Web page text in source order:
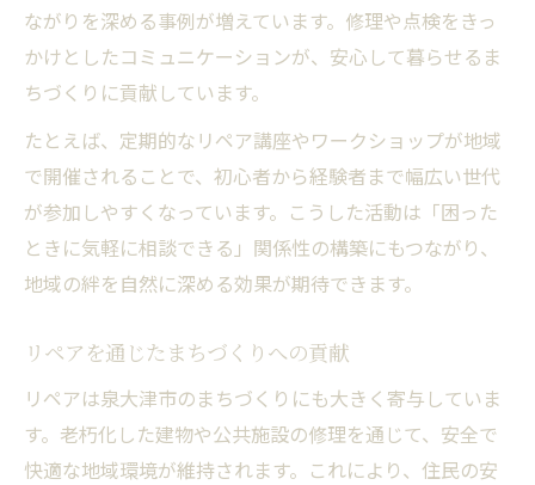
ながりを深める事例が増えています。修理や点検をきっ
かけとしたコミュニケーションが、安心して暮らせるま
ちづくりに貢献しています。
たとえば、定期的なリペア講座やワークショップが地域
で開催されることで、初心者から経験者まで幅広い世代
が参加しやすくなっています。こうした活動は「困った
ときに気軽に相談できる」関係性の構築にもつながり、
地域の絆を自然に深める効果が期待できます。
リペアを通じたまちづくりへの貢献
リペアは泉大津市のまちづくりにも大きく寄与していま
す。老朽化した建物や公共施設の修理を通じて、安全で
快適な地域環境が維持されます。これにより、住民の安